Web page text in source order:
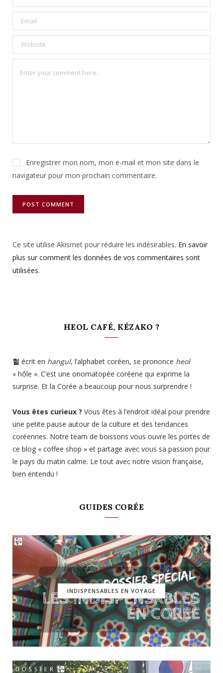
Enregistrer mon nom, mon e-mail et mon site dans le
navigateur pour mon prochain commentaire.
Ce site utilise Akismet pour réduire les indésirables. En savoir
plus sur comment les données de vos commentaires sont
utilisées.
HEOL CAFÉ, KÉZAKO ?
헐 écrit en hangul, l’alphabet coréen, se prononce heol
« hôle ». C’est une onomatopée coréene qui exprime la
surprise. Et la Corée a beaucoup pour nous surprendre !
Vous êtes curieux ? Vous êtes à l’endroit idéal pour prendre
une petite pause autour de la culture et des tendances
coréennes. Notre team de boissons vous ouvre les portes de
ce blog « coffee shop » et partage avec vous sa passion pour
le pays du matin calme. Le tout avec notre vision française,
bien entendu !
GUIDES CORÉE
INDISPENSABLES EN VOYAGE